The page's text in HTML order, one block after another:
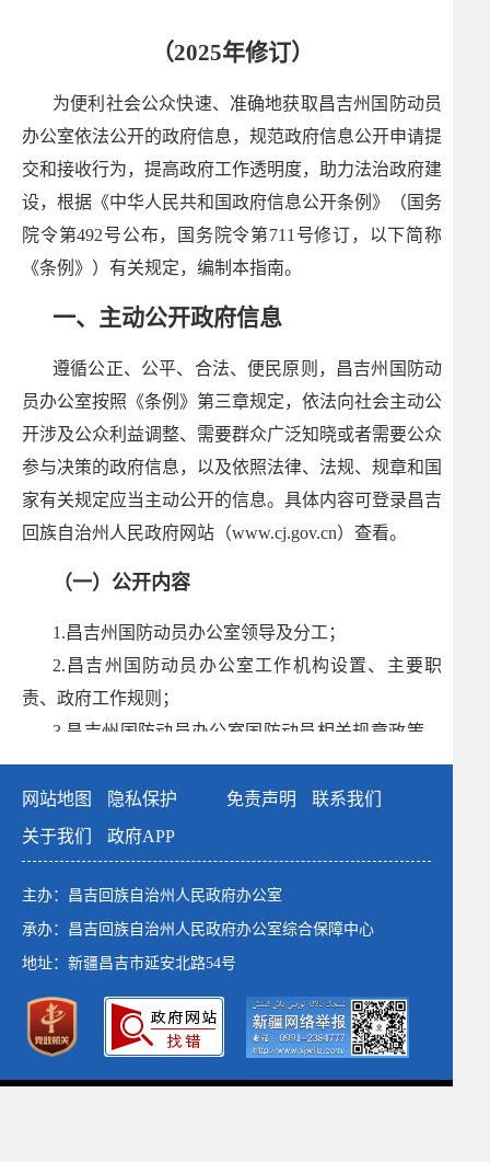
（2025年修订）
为便利社会公众快速、准确地获取昌吉州国防动员
办公室依法公开的政府信息，规范政府信息公开申请提
交和接收行为，提高政府工作透明度，助力法治政府建
设，根据《中华人民共和国政府信息公开条例》（国务
院令第492号公布，国务院令第711号修订，以下简称
《条例》）有关规定，编制本指南。
一、主动公开政府信息
遵循公正、公平、合法、便民原则，昌吉州国防动
员办公室按照《条例》第三章规定，依法向社会主动公
开涉及公众利益调整、需要群众广泛知晓或者需要公众
参与决策的政府信息，以及依照法律、法规、规章和国
家有关规定应当主动公开的信息。具体内容可登录昌吉
回族自治州人民政府网站（www.cj.gov.cn）查看。
（一）公开内容
1.昌吉州国防动员办公室领导及分工；
2.昌吉州国防动员办公室工作机构设置、主要职
责、政府工作规则；
3.昌吉州国防动员办公室国防动员相关规章政策，
依法公开的政府文件；
4.重要会议主要内容、重点工作等；
5.其他需要公开的政府信息。
本机关政府信息使用电子文档方式编排、记录和存
储各类信息，主要含以下要素：索引号、发布机构、名
称、信息来源、文号、成文日期、发布日期、浏览次
数。
（三）公开渠道
网站地图 隐私保护 免责声明
联系我们
关于我们
政府APP
主办：昌吉回族自治州人民政府办公室
承办：昌吉回族自治州人民政府办公室综合保障中心
地址：新疆昌吉市延安北路54号